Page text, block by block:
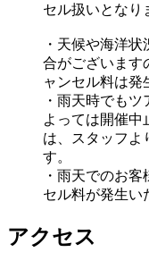
セル扱いとなり
・天候や海洋
合がございます
ャンセル料は発
・雨天時でも
よっては開催中
は、スタッフよ
す。
・雨天でのお
セル料が発生い
アクセス